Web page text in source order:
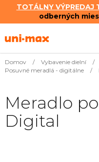
TOTÁLNY VÝPREDAJ
odberných
na
Domov / Vybavenie dielní /
Posuvné meradlá - digitálne
/
Meradlo
Digital